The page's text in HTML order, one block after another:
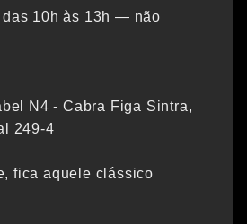
das 10h às 13h — não
N4 - Cabra Figa Sintra,
249-4
fica aquele clássico